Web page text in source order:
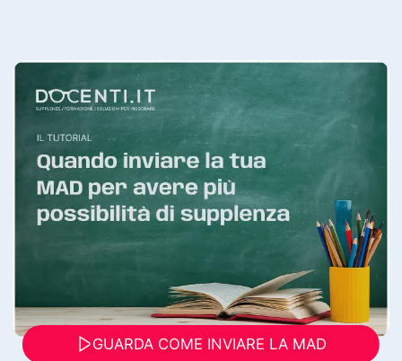
GUARDA COME INVIARE LA MAD